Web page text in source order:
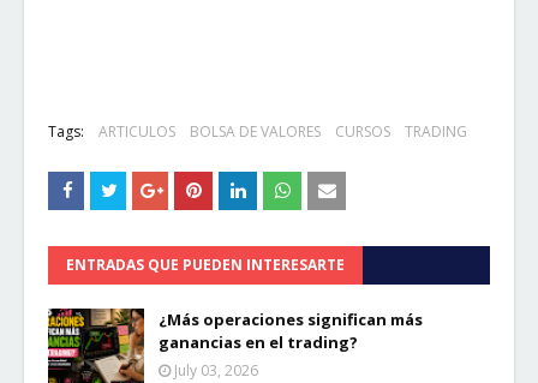
Tags: ARTICULOS BOLSA DE VALORES CURSOS TRADING
ENTRADAS QUE PUEDEN INTERESARTE
¿Más operaciones significan más
ganancias en el trading?
July 03, 2026